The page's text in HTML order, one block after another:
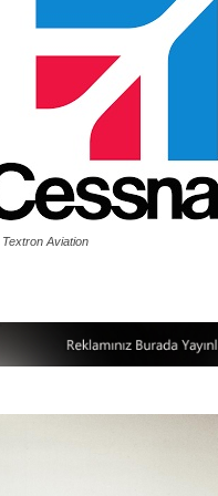
Aviation